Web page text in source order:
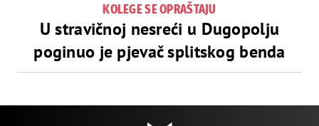
KOLEGE SE OPRAŠTAJU
U stravičnoj nesreći u Dugopolju
poginuo je pjevač splitskog benda